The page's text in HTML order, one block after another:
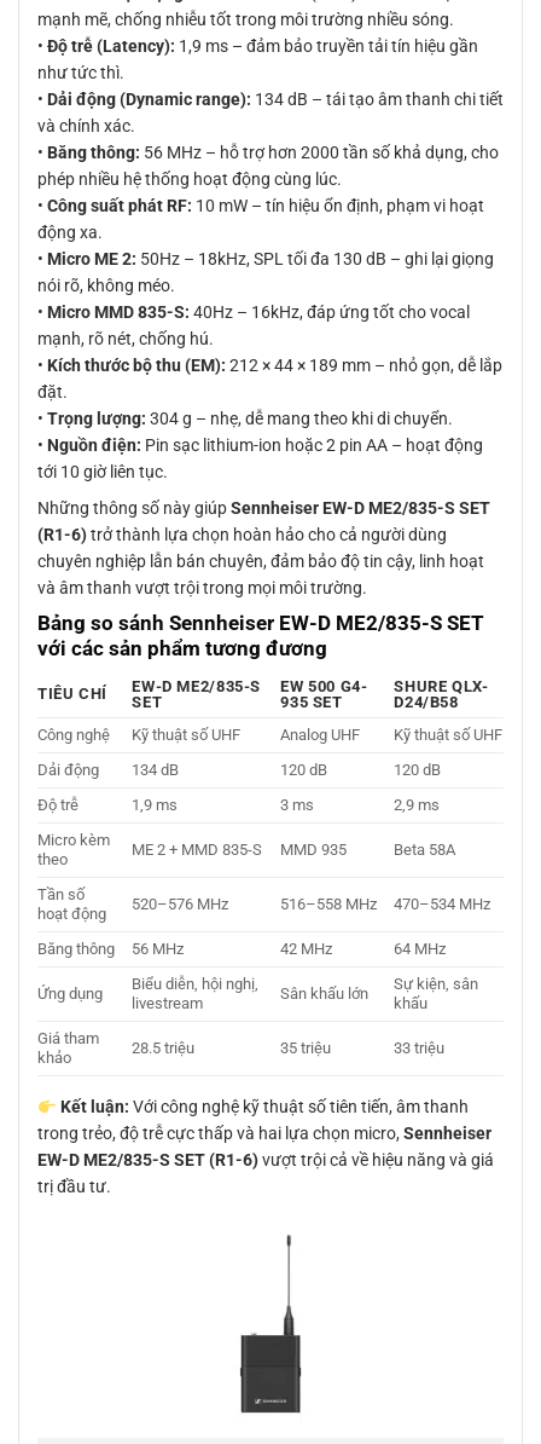
mạnh mẽ, chống nhiễu tốt trong môi trường nhiều sóng.
• Độ trễ (Latency): 1,9 ms – đảm bảo truyền tải tín hiệu gần
như tức thì.
• Dải động (Dynamic range): 134 dB – tái tạo âm thanh chi tiết
và chính xác.
• Băng thông: 56 MHz – hỗ trợ hơn 2000 tần số khả dụng, cho
phép nhiều hệ thống hoạt động cùng lúc.
• Công suất phát RF: 10 mW – tín hiệu ổn định, phạm vi hoạt
động xa.
• Micro ME 2: 50Hz – 18kHz, SPL tối đa 130 dB – ghi lại giọng
nói rõ, không méo.
• Micro MMD 835-S: 40Hz – 16kHz, đáp ứng tốt cho vocal
mạnh, rõ nét, chống hú.
• Kích thước bộ thu (EM): 212 × 44 × 189 mm – nhỏ gọn, dễ lắp
đặt.
• Trọng lượng: 304 g – nhẹ, dễ mang theo khi di chuyển.
• Nguồn điện: Pin sạc lithium-ion hoặc 2 pin AA – hoạt động
tới 10 giờ liên tục.
Những thông số này giúpSennheiser EW-D ME2/835-S SET
(R1-6)trở thành lựa chọn hoàn hảo cho cả người dùng
chuyên nghiệp lẫn bán chuyên, đảm bảo độ tin cậy, linh hoạt
và âm thanh vượt trội trong mọi môi trường.
Bảng so sánh Sennheiser EW-D ME2/835-S SET
với các sản phẩm tương đương
TIÊU CHÍ
EW-D ME2/835-S
SET
EW 500 G4-
935 SET
SHURE QLX-
D24/B58
Công nghệ
Kỹ thuật số UHF Analog UHF
Kỹ thuật số UHF
Dải động
134 dB 120 dB
120 dB
Độ trễ
1,9 ms 3 ms
2,9 ms
Micro kèm
theo
ME 2 + MMD 835-S MMD 935 Beta 58A
Tần số
hoạt động
520–576 MHz 516–558 MHz 470–534 MHz
Băng thông 56 MHz 42 MHz 64 MHz
Ứng dụng
Biểu diễn, hội nghị,
livestream
Sân khấu lớn
Sự kiện, sân
khấu
Giá tham
khảo
28.5 triệu 35 triệu 33 triệu
Kết luận: Với công nghệ kỹ thuật số tiên tiến, âm thanh
trong trẻo, độ trễ cực thấp và hai lựa chọn micro, Sennheiser
EW-D ME2/835-S SET (R1-6)vượt trội cả về hiệu năng và giá
trị đầu tư.